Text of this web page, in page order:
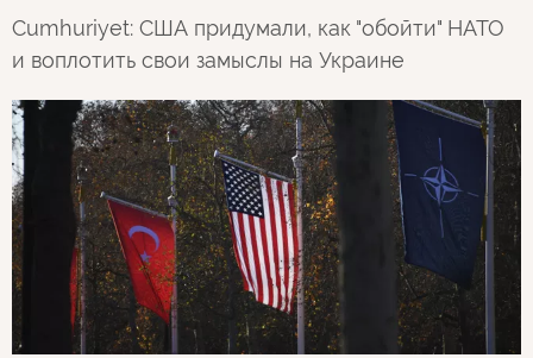
Cumhuriyet: США придумали, как "обойти" НАТО
и воплотить свои замыслы на Украине